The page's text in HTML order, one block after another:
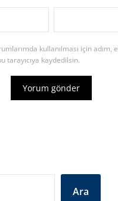
kullanılması için adım,
tarayıcıya kaydedilsin.
Ara